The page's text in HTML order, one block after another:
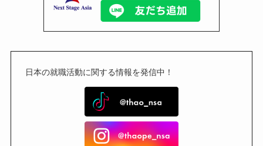
日本の就職活動に関する情報を発信中！